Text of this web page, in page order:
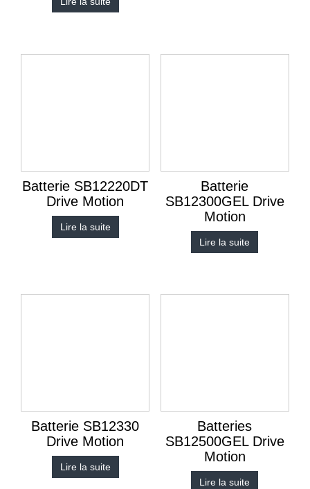
Batterie SB12220DT
Drive Motion
Lire la suite
Batterie
SB12300GEL Drive
Motion
Lire la suite
Batterie SB12330
Drive Motion
Lire la suite
Batteries
SB12500GEL Drive
Motion
Lire la suite